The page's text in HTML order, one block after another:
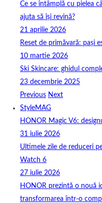
Ce se întâmplă cu pielea
ajuta să își revină?
21 aprilie 2026
Reset de primăvară: pași
10 martie 2026
Ski Skincare: ghidul
23 decembrie 2025
Previous Next
StyleMAG
HONOR Magic V6:
31 iulie 2026
Ultimele zile de reduceri
Watch 6
27 iulie 2026
HONOR prezintă o nouă
transformarea într-o